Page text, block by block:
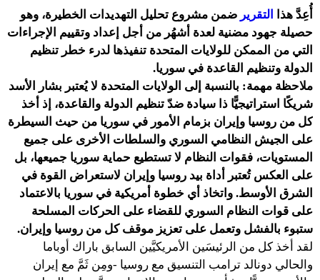
أُعِدَّ هذا التقرير ضمن مشروع تحليل التهديدات الخطيرة، وهو
حصيلة جهود مضنية لعدة أشهُر من أجل إعداد وتقييم الإجراءات
التي من الممكن للولايات المتحدة تنفيذها لدرء خطر تنظيم
الدولة وتنظيم القاعدة في سوريا.
ملاحظة مهمة: بالنسبة إلى الولايات المتحدة لا يُعتبر بشار الأسد
شريكًا استراتيجيًّا ذا سيادة ضدّ تنظيم الدولة والقاعدة، إذ أخذ
كل من روسيا وإيران بزمام الأمور في سوريا من حيث السيطرة
على الجيش النظامي السوري والسلطات الأخرى على جميع
المستويات، فقوات النظام لا تستطيع حماية سوريا جميعها، بل
على العكس تُعتبر أداة بيد روسيا وإيران لاستعراض القوة في
الشرق الأوسط. واتخاذ أي خطوة أمريكية في سوريا بالاعتماد
على قوات النظام السوري للقضاء على الحركات المسلحة
ستبوء بالفشل وتعمل على تعزيز موقف كل من روسيا وإيران.
لقد أخذ كل من الرئيسَين الأمريكيَّين السابق باراك أوباما
والحالي دونالد ترامب التنسيق مع روسيا -ومِن ثَمَّ مع إيران